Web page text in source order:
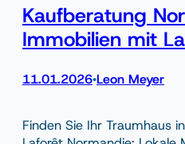
Kaufberatung
Immobilien mit
11.01.2026•Leon Meyer
Finden Sie Ihr Traumhaus